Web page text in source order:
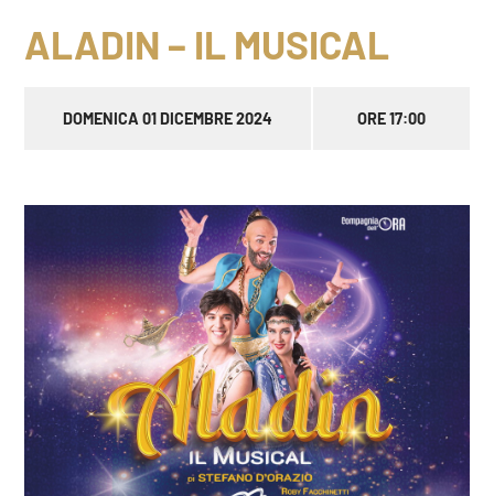
ALADIN – IL MUSICAL
DOMENICA 01 DICEMBRE 2024 ORE 17:00